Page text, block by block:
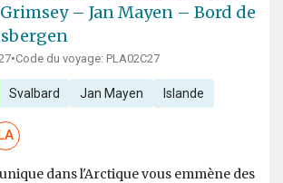
– Jan Mayen – Bord de
•Code du voyage: PLA02C27
Svalbard Jan Mayen Islande
dans l'Arctique vous emmène des